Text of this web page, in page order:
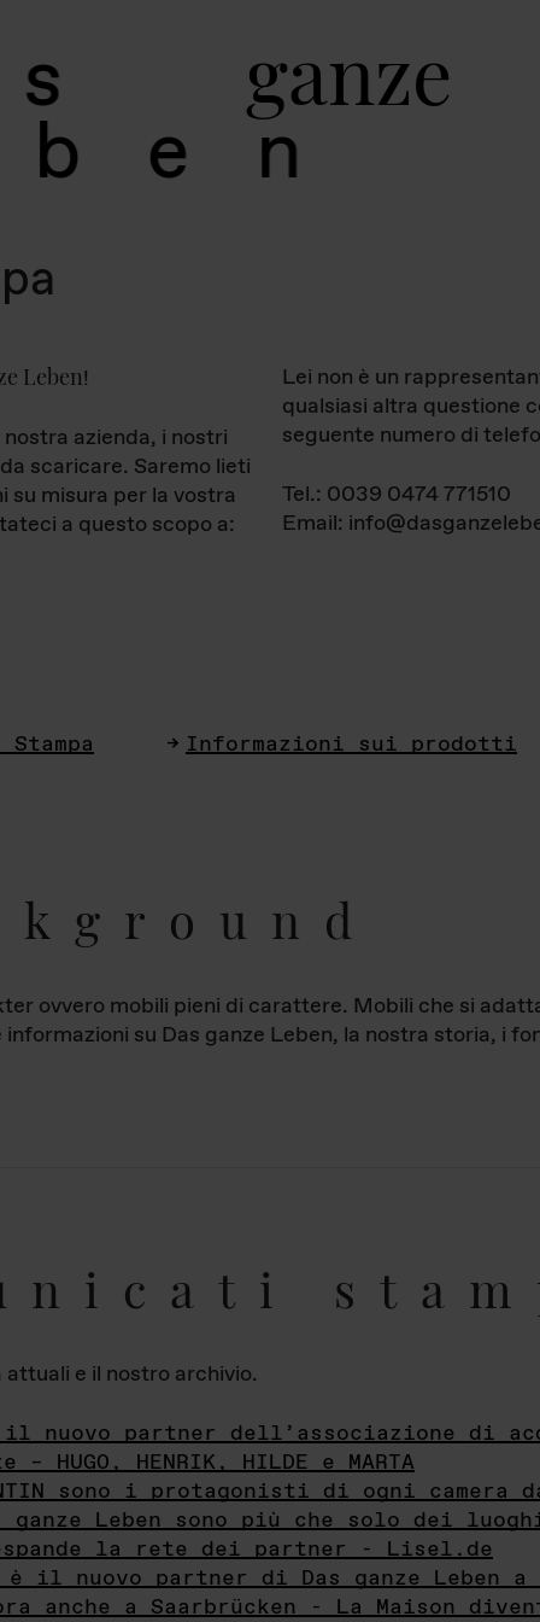
s ganz
b e
Leben!
azienda, i nostri
scaricare. Saremo lieti
misura per la vostra
a questo scopo a:
Lei non è un
qualsiasi altra questione
seguente numero di
Tel.: 0039 0474 771510
Email:
Informazioni sui prodotti
ovvero mobili pieni di carattere. Mobili che si
su Das ganze Leben, la nostra storia, i
e il nostro archivio.
il nuovo partner dell’associazione di
– HUGO, HENRIK, HILDE e MARTA
sono i protagonisti di ogni camera
ganze Leben sono più che solo dei
espande la rete dei partner - Lisel.de
il nuovo partner di Das ganze Leben a
anche a Saarbrücken - La Maison